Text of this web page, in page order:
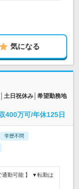
気になる
土日祝休み│希望勤務地
400万可/年休125日
学歴不問
通勤可能 】 ▼転勤は